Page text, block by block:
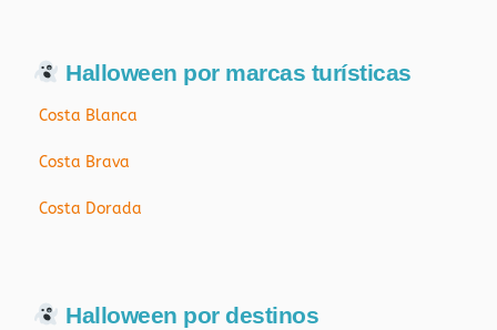
Halloween por marcas turísticas
Costa Blanca
Costa Brava
Costa Dorada
Halloween por destinos